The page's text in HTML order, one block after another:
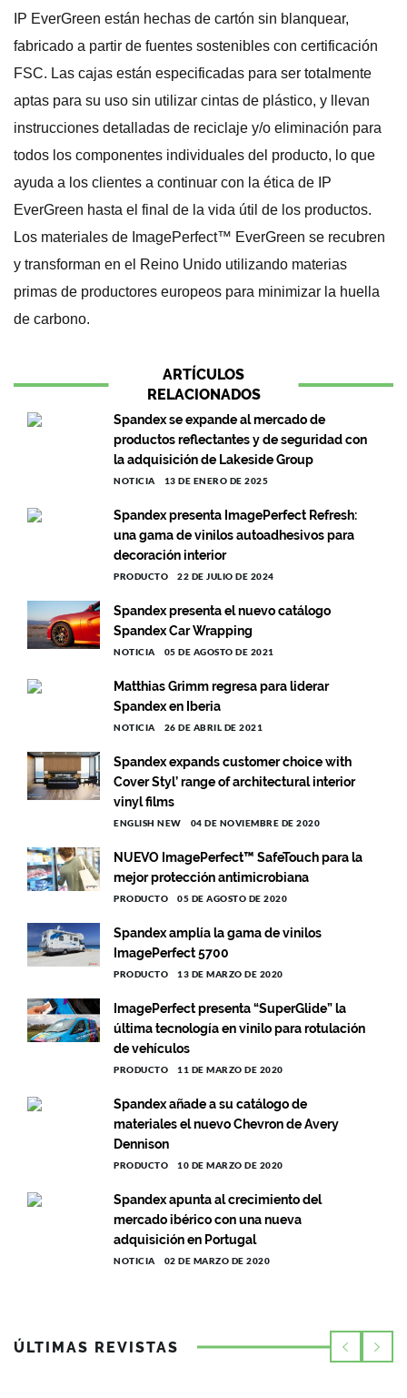
IP EverGreen están hechas de cartón sin blanquear,
fabricado a partir de fuentes sostenibles con certificación
FSC. Las cajas están especificadas para ser totalmente
aptas para su uso sin utilizar cintas de plástico, y llevan
instrucciones detalladas de reciclaje y/o eliminación para
todos los componentes individuales del producto, lo que
ayuda a los clientes a continuar con la ética de IP
EverGreen hasta el final de la vida útil de los productos.
Los materiales de ImagePerfect™ EverGreen se recubren
y transforman en el Reino Unido utilizando materias
primas de productores europeos para minimizar la huella
de carbono.
ARTÍCULOS
RELACIONADOS
Spandex se expande al mercado de
productos reflectantes y de seguridad con
la adquisición de Lakeside Group
NOTICIA 13 DE ENERO DE 2025
Spandex presenta ImagePerfect Refresh:
una gama de vinilos autoadhesivos para
decoración interior
PRODUCTO 22 DE JULIO DE 2024
Spandex presenta el nuevo catálogo
Spandex Car Wrapping
NOTICIA 05 DE AGOSTO DE 2021
Matthias Grimm regresa para liderar
Spandex en Iberia
NOTICIA 26 DE ABRIL DE 2021
Spandex expands customer choice with
Cover Styl’ range of architectural interior
vinyl films
ENGLISH NEW 04 DE NOVIEMBRE DE 2020
NUEVO ImagePerfect™ SafeTouch para la
mejor protección antimicrobiana
PRODUCTO 05 DE AGOSTO DE 2020
Spandex amplía la gama de vinilos
ImagePerfect 5700
PRODUCTO 13 DE MARZO DE 2020
ImagePerfect presenta “SuperGlide” la
última tecnología en vinilo para rotulación
de vehículos
PRODUCTO 11 DE MARZO DE 2020
Spandex añade a su catálogo de
materiales el nuevo Chevron de Avery
Dennison
PRODUCTO 10 DE MARZO DE 2020
Spandex apunta al crecimiento del
mercado ibérico con una nueva
adquisición en Portugal
NOTICIA 02 DE MARZO DE 2020
ÚLTIMAS REVISTAS